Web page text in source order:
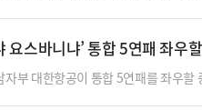
승의 주역이 되며 자신의 가치를 입증
요스바니냐’ 통합 5연패 좌우
자부 대한항공이 통합 5연패를 좌우